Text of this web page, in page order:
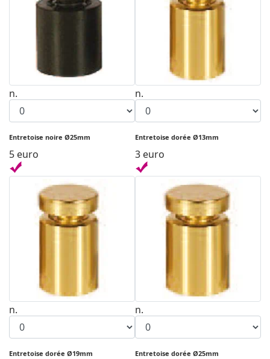
n.
Entretoise noire Ø25mm
5 euro
n.
Entretoise dorée Ø13mm
3 euro
n.
Entretoise dorée Ø19mm
n.
Entretoise dorée Ø25mm